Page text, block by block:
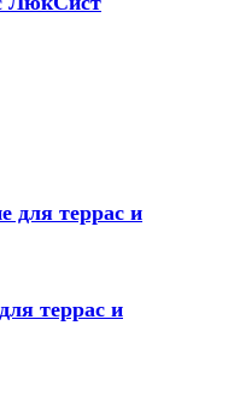
террас и